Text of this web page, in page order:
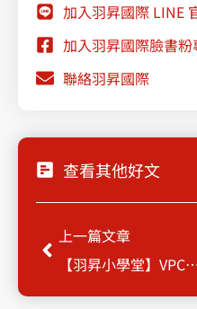
加入羽昇國際 LINE
加入羽昇國際臉書粉
聯絡羽昇國際
查看其他好文
Prev
上一篇文章
【羽昇小學堂】